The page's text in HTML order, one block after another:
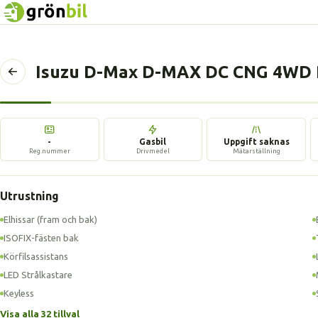
Tillbaka
föregående
sida
Isuzu D-Max D-MAX DC CNG
-
Reg.nummer
Gasbil
Drivmedel
Uppgift saknas
Mätarställning
Utrustning
Elhissar (fram och bak)
ISOFIX-fästen bak
Körfilsassistans
LED Strålkastare
Keyless
Visa alla 32 tillval